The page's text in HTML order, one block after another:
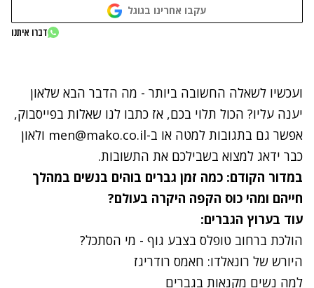
עקבו אחרינו בגוגל
נתקלנו בבעיה
דברו איתנו
ועכשיו לשאלה החשובה ביותר - מה הדבר הבא שלאון
יענה עליו? הכול תלוי בכם, אז כתבו לנו שאלות בפייסבוק,
אפשר גם בתגובות למטה או ב-men@mako.co.il ולאון
כבר ידאג למצוא בשבילכם את התשובות.
במדור הקודם: כמה זמן גברים בוהים בנשים במהלך
חייהם ומהי כוס הקפה היקרה בעולם?
עוד בערוץ הגברים:
הולכת ברחוב טופלס בצבע גוף - מי הסתכל?
היורש של רונאלדו: חאמס רודריגז
למה נשים מקנאות בגברים